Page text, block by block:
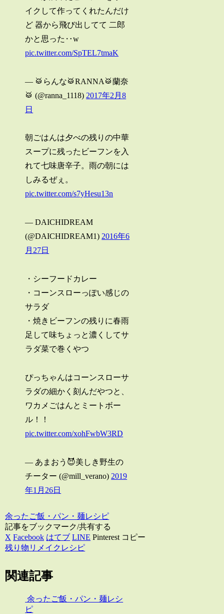
イクして作ってくれたんだけ
ど 器から飛び出してて 二郎
かと思った‥w
pic.twitter.com/SpTEL7tmaK
— 🥁らんな🥁RANNA🥁蘭奈
🥁 (@ranna_1118) 2017年2月8
日
朝ごはんは夕べの残りの中華
スープに残ったビーフンを入
れて七味唐辛子。雨の朝には
しみるぜぇ。
pic.twitter.com/s7yHesu13n
— DAICHIDREAM
(@DAICHIDREAM1) 2016年6
月27日
・シーフードカレー
・コーンスローっぽい感じの
サラダ
・焼きビーフンの残りに春雨
足して味ちょっと濃くしてサ
ラダ菜で巻くやつ
ぴっちゃんはコーンスローサ
ラダの細かく刻んだやつと、
ワカメごはんとミートボー
ル！！
pic.twitter.com/xohFwbW3RD
— あまおう😈美しき野生の
チーター (@mill_verano) 2019
年1月26日
余ったご飯・パン・麺レシピ
記事をブックマーク/共有する
X Facebook はてブ LINE Pinterest コピー
残り物リメイクレシピ
関連記事
余ったご飯・パン・麺レシ
ピ